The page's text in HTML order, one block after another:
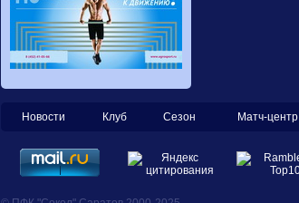
Новости Клуб Сезон Матч-центр